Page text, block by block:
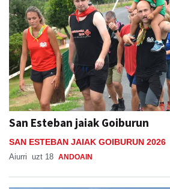
San Esteban jaiak Goiburun
SAN ESTEBAN JAIAK GOIBURUN 2026
Aiurri uzt 18 ANDOAIN